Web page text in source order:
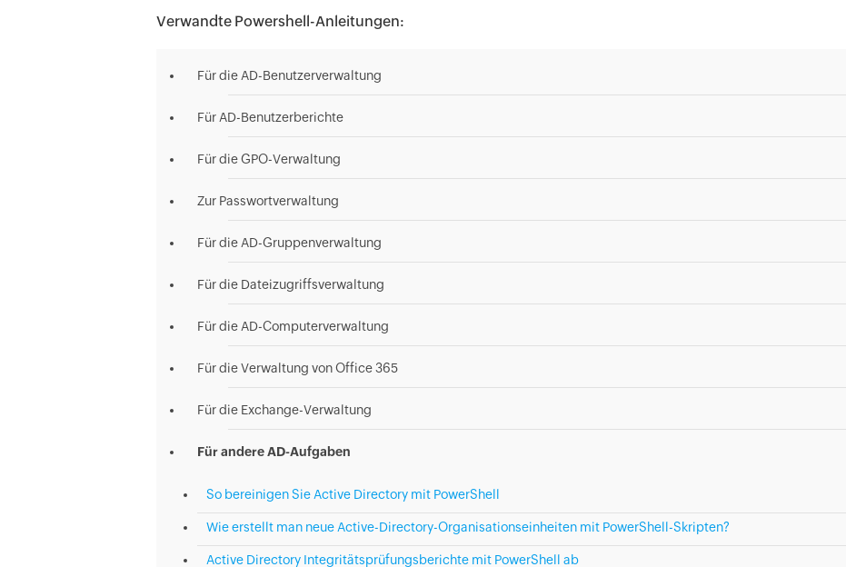
Verwandte Powershell-Anleitungen:
Für die AD-Benutzerverwaltung
Für AD-Benutzerberichte
Für die GPO-Verwaltung
Zur Passwortverwaltung
Für die AD-Gruppenverwaltung
Für die Dateizugriffsverwaltung
Für die AD-Computerverwaltung
Für die Verwaltung von Office 365
Für die Exchange-Verwaltung
Für andere AD-Aufgaben
So bereinigen Sie Active Directory mit PowerShell
Wie erstellt man neue Active-Directory-Organisationseinheiten mit PowerShell-Skripten?
Active Directory Integritätsprüfungsberichte mit PowerShell ab